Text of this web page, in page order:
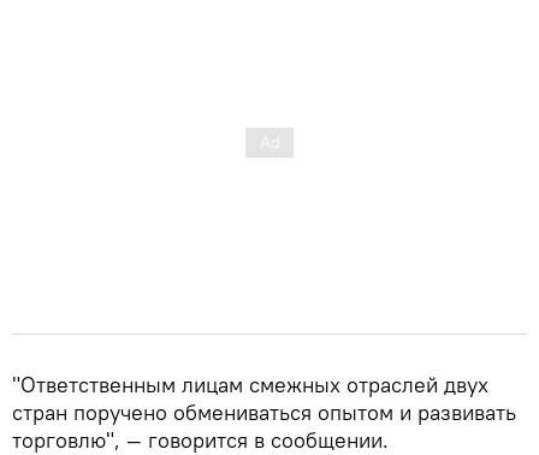
"Ответственным лицам смежных отраслей двух
стран поручено обмениваться опытом и развивать
торговлю", — говорится в сообщении.